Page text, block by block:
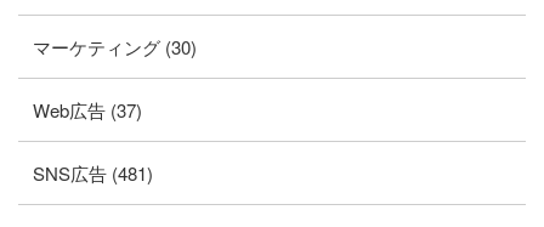
マーケティング (30)
Web広告 (37)
SNS広告 (481)